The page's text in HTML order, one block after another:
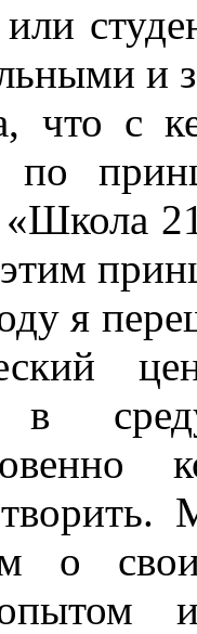
и
что с
по
я
в
о